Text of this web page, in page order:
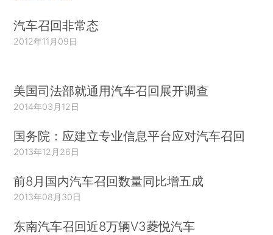
汽车召回非常态
2012年11月09日
美国司法部就通用汽车召回展开调查
2014年03月12日
国务院：应建立专业信息平台应对汽车召回
2013年12月26日
前8月国内汽车召回数量同比增五成
2013年08月30日
东南汽车召回近8万辆V3菱悦汽车